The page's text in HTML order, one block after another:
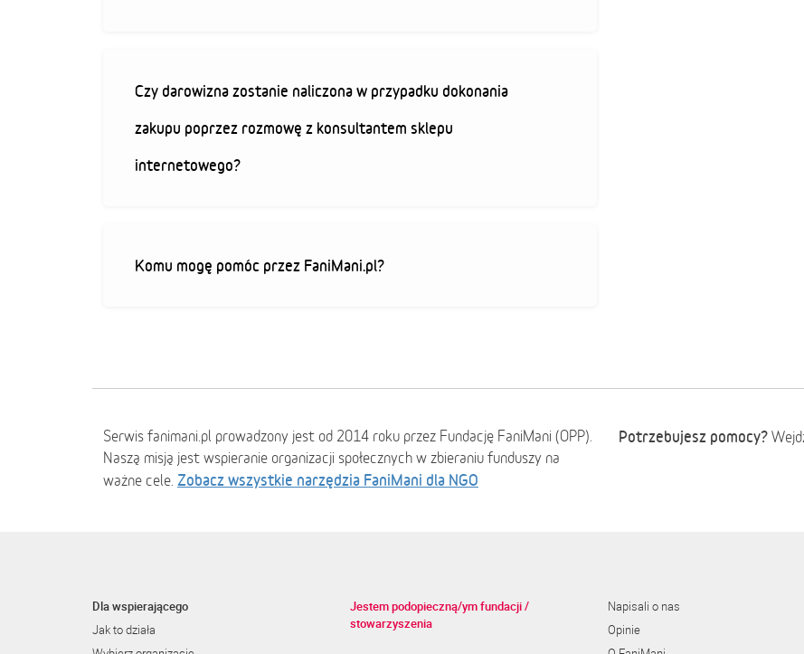
Czy darowizna zostanie naliczona w przypadku dokonania
zakupu poprzez rozmowę z konsultantem sklepu
internetowego?
Komu mogę pomóc przez FaniMani.pl?
Serwis fanimani.pl prowadzony jest od 2014 roku przez Fundację FaniMani (OPP).
Naszą misją jest wspieranie organizacji społecznych w zbieraniu funduszy na
ważne cele. Zobacz wszystkie narzędzia FaniMani dla NGO
Potrzebujesz pomocy?
Dla wspierającego
Jak to działa
Jestem podopieczną/ym fundacji /
stowarzyszenia
Napisali o nas
Opinie